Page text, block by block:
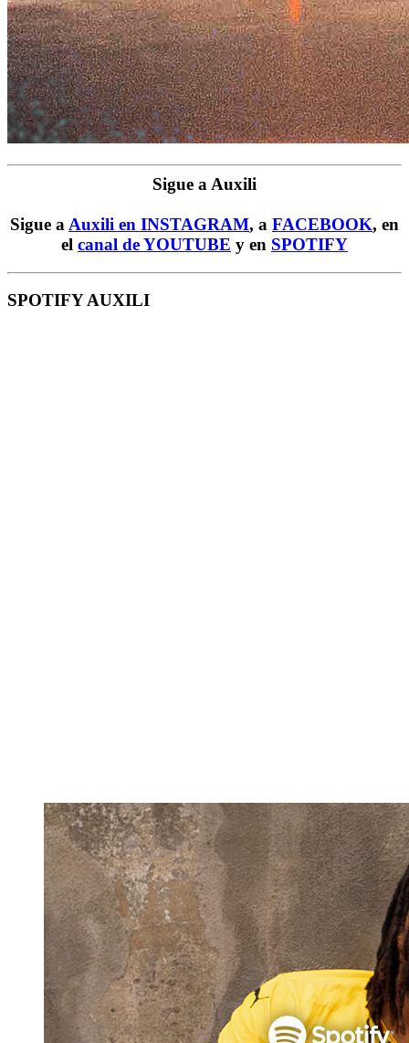
Sigue a Auxili
Sigue a Auxili en INSTAGRAM, a FACEBOOK, en
el canal de YOUTUBE y en SPOTIFY
SPOTIFY AUXILI